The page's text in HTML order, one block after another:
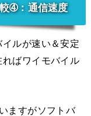
➃：通信速度
ルが速い＆安定
ばワイモバイル
ますがソフトバ